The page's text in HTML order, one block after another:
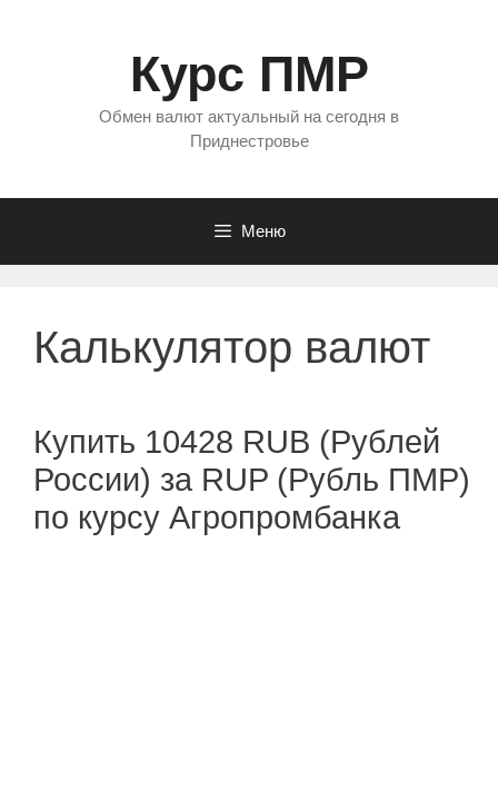
Курс ПМР
Обмен валют актуальный на сегодня в
Приднестровье
Меню
Калькулятор валют
Купить 10428 RUB (Рублей
России) за RUP (Рубль ПМР)
по курсу Агропромбанка